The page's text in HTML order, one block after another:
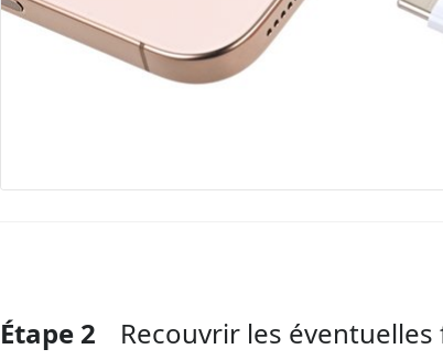
Ajouter un commentaire
Étape 2 Recouvrir les